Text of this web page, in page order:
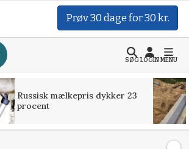
Prøv 30 dage for 30 kr.
SØGLOGINMENU
Russisk mælkepris dykker 23
procent